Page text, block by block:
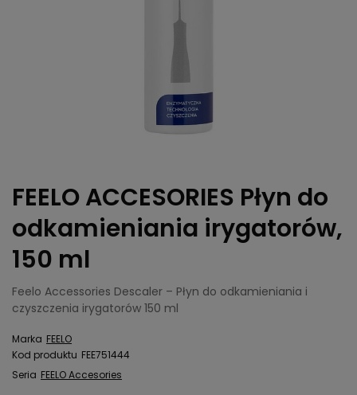
FEELO ACCESORIES Płyn do
odkamieniania irygatorów,
150 ml
Feelo Accessories Descaler – Płyn do odkamieniania i
czyszczenia irygatorów 150 ml
Marka FEELO
Kod produktu FEE751444
Seria FEELO Accesories